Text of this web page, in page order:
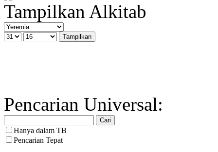
Tampilkan Alkitab
Pencarian Universal:
Hanya dalam TB
Pencarian Tepat